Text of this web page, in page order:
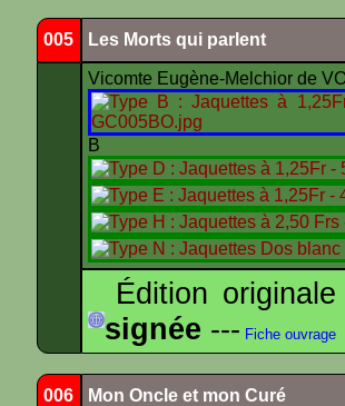
005 Les Morts qui parlent
Vicomte Eugène-Melchior de
B
Édition originale
signée --- Fiche ouvrage
006 Mon Oncle et mon Curé